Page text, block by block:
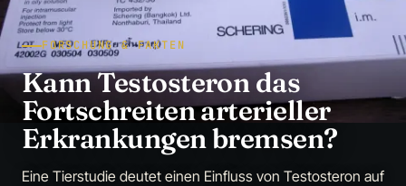
FORSCHUNG & FAKTEN
Kann Testosteron das
Fortschreiten arterieller
Erkrankungen bremsen?
Eine Tierstudie deutet einen Einfluss von Testosteron auf